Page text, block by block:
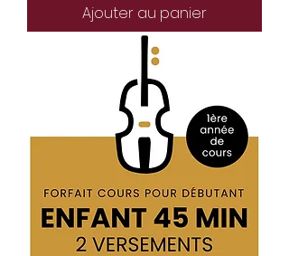
Ajouter au panier